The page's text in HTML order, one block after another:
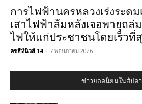
การไฟฟ้านครหลวงเร่งระด
เสาไฟฟ้าล้มหลังเจอพายุถล่
ไฟให้แก่ประชาชนโดยเร็วที่
คชสีห์นิวส์ 14 - 7 พฤษภาคม 2026
ข่าวยอดนิยมในสัปด